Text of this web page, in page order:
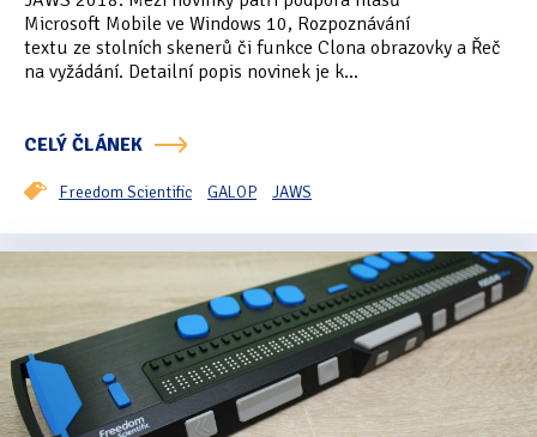
Názory & zkušenosti(143)
Pozvánky & oznámení
Pracuji sluchem(564)
Pracuji sluchem a hmatem(566)
Pracuji zrakem(456)
Pracuji zrakem a sluchem(515)
Služby
(115)
Microsoft Mobile ve Windows 10, Rozpoznávání
textu ze stolních skenerů či funkce Clona obrazovky a Řeč
na vyžádání. Detailní popis novinek je k...
CELÝ ČLÁNEK
Freedom Scientific GALOP JAWS